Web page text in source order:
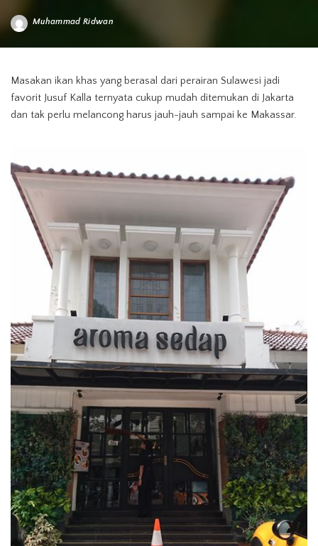
Posted
Muhammad Ridwan
Masakan ikan khas yang berasal dari perairan Sulawesi jadi
favorit Jusuf Kalla ternyata cukup mudah ditemukan di Jakarta
dan tak perlu melancong harus jauh-jauh sampai ke Makassar.